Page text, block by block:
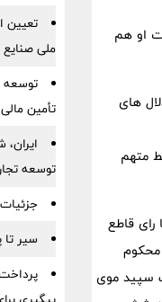
او هم
های
متهم
قاطع
99 ضربه شلاق تعزیری محکوم
سپید موی
تعیین
ملی
توسعه
تأمین مالی
توسعه
سیر